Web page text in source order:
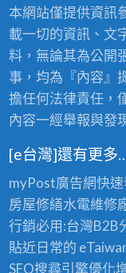
本網站僅提供資訊
載一切的資訊、文
料，無論其為公開
事，均為『內容』
擔任何法律責任，
內容一經舉報與發
[e台灣]還有更多
myPost廣告網快
房屋修繕水電維修
行銷必用:台灣B2B
貼近日常的
SEO搜尋引擎優化